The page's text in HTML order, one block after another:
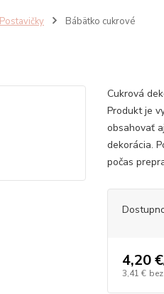
Postavičky Bábätko cukrové
Cukrová
Produkt je
obsahovať
dekorácia.
počas
4,20 €
3,41 €